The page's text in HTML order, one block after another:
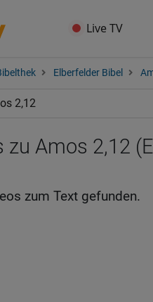
Live TV
Elberfelder Bibel
zu Amos 2,12
zum Text gefunden.